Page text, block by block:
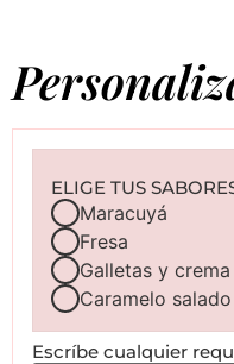
ELIGE TUS
Maracuyá
Fresa
Galletas y crema
Caramelo salado
Escríbe cualquier